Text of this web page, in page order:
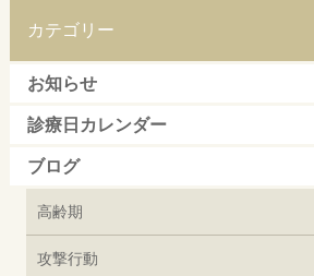
カテゴリー
お知らせ
診療日カレンダー
ブログ
高齢期
攻撃行動